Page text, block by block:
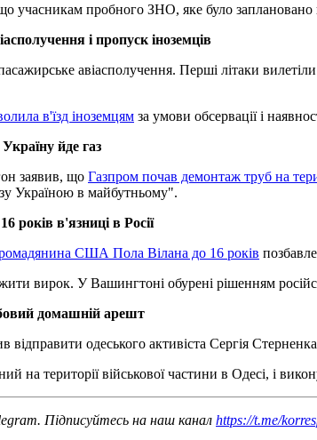
учасникам пробного ЗНО, яке було заплановано
і пропуск іноземців
авіасполучення. Перші літаки
в'їзд іноземцям за умови обсервації і
йде газ
заявив, що Газпром почав демонтаж труб на
Україною в майбутньому".
років в'язниці в Росії
США Пола Вілана до 16 років
вирок. У Вашингтоні обурені рішенням
домашній арешт
одеського активіста Сергія
на території військової частини в Одесі, і
Підписуйтесь на наш канал https://t.me/